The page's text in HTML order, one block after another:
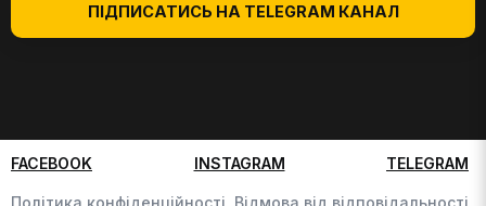
ПІДПИСАТИСЬ НА TELEGRAM КАНАЛ
FACEBOOK INSTAGRAM TELEGRAM
Політика конфіденційності, Відмова від відповідальності